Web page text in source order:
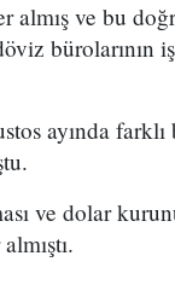
almış ve bu
bürolarının
ayında
ve dolar